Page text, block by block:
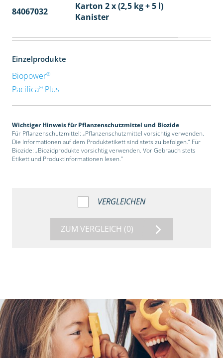
84067032
Karton 2 x (2,5 kg + 5 l)
Kanister
Einzelprodukte
Biopower®
Pacifica®Plus
Wichtiger Hinweis für Pflanzenschutzmittel und Biozide
Für Pflanzenschutzmittel: „Pflanzenschutzmittel vorsichtig verwenden.
Die Informationen auf dem Produktetikett sind stets zu befolgen.“ Für
Biozide: „Biozidprodukte vorsichtig verwenden. Vor Gebrauch stets
Etikett und Produktinformationen lesen.“
VERGLEICHEN
ZUM VERGLEICH (0)